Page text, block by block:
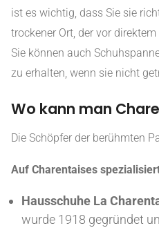
ist es wichtig, dass Sie sie
trockener Ort, der vor
Sie können auch
zu erhalten, wenn sie nicht
Wo kann man
Die Schöpfer der berühmten
Auf Charentaises
Hausschuhe La
wurde 1918 gegründet